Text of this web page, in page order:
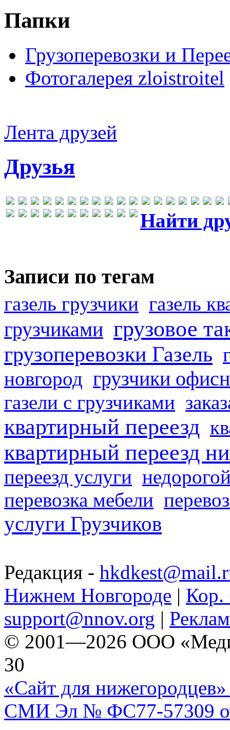
Папки
Грузоперевозки и
Фотогалерея zloistroitel
Лента друзей
Друзья
Найти
Записи по тегам
газель грузчики газель
грузчиками грузовое
грузоперевозки Газель
новгород грузчики
газели с грузчиками
квартирный переезд
квартирный переезд
переезд услуги
перевозка мебели
услуги Грузчиков
Редакция -
Нижнем Новгороде | Кор.
support@nnov.org |
© 2001—2026 ООО
30
«Сайт для нижегородцев»
СМИ Эл № ФС77-57309